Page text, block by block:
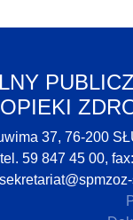
37, 76-200
59 847 45 00,